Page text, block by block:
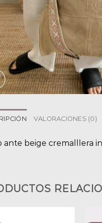
VALORACIONES (0)
ante beige cremalllera